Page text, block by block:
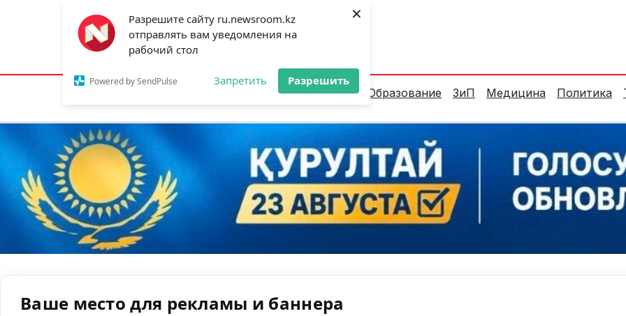
Разрешите сайту ru.newsroom.kz
отправлять вам уведомления на
рабочий стол
Powered by SendPulse Запретить Разрешить
×
Астана:18°C Алматы:22°C Шымкент:
Новости Аналитика Образование ЗиП Медицина Политика
Ваше место для рекламы и баннера